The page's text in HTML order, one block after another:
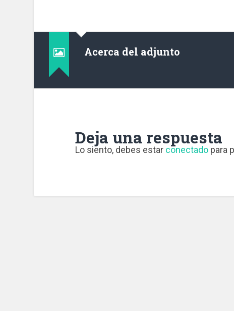
Acerca del adjunto
Deja una respuesta
Lo siento, debes estar conectadopara